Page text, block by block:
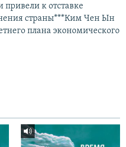
привели к отставке
страны***Ким Чен Ын
плана экономического